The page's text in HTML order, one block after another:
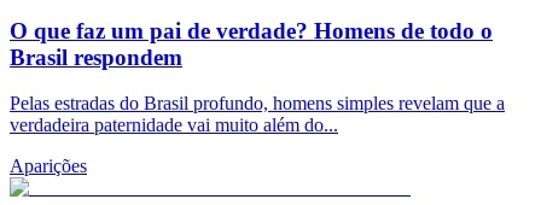
O que faz um pai de verdade? Homens de todo o
Brasil respondem
Pelas estradas do Brasil profundo, homens simples revelam que a
verdadeira paternidade vai muito além do...
Aparições